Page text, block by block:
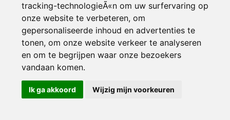
tracking-technologieÃ«n om uw surfervaring op
onze website te verbeteren, om
gepersonaliseerde inhoud en advertenties te
tonen, om onze website verkeer te analyseren
en om te begrijpen waar onze bezoekers
vandaan komen.
Ik ga akkoord Wijzig mijn voorkeuren